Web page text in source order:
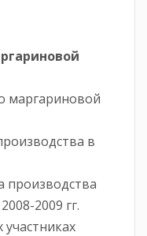
маргариновой
в
производства
2009 гг.